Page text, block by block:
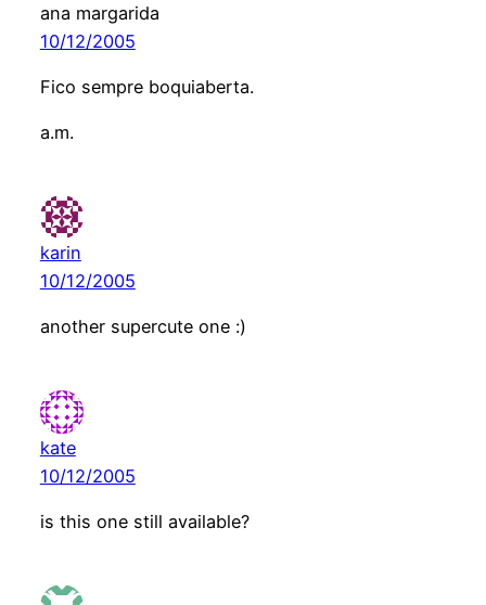
ana margarida
10/12/2005
Fico sempre boquiaberta.
a.m.
karin
10/12/2005
another supercute one :)
kate
10/12/2005
is this one still available?